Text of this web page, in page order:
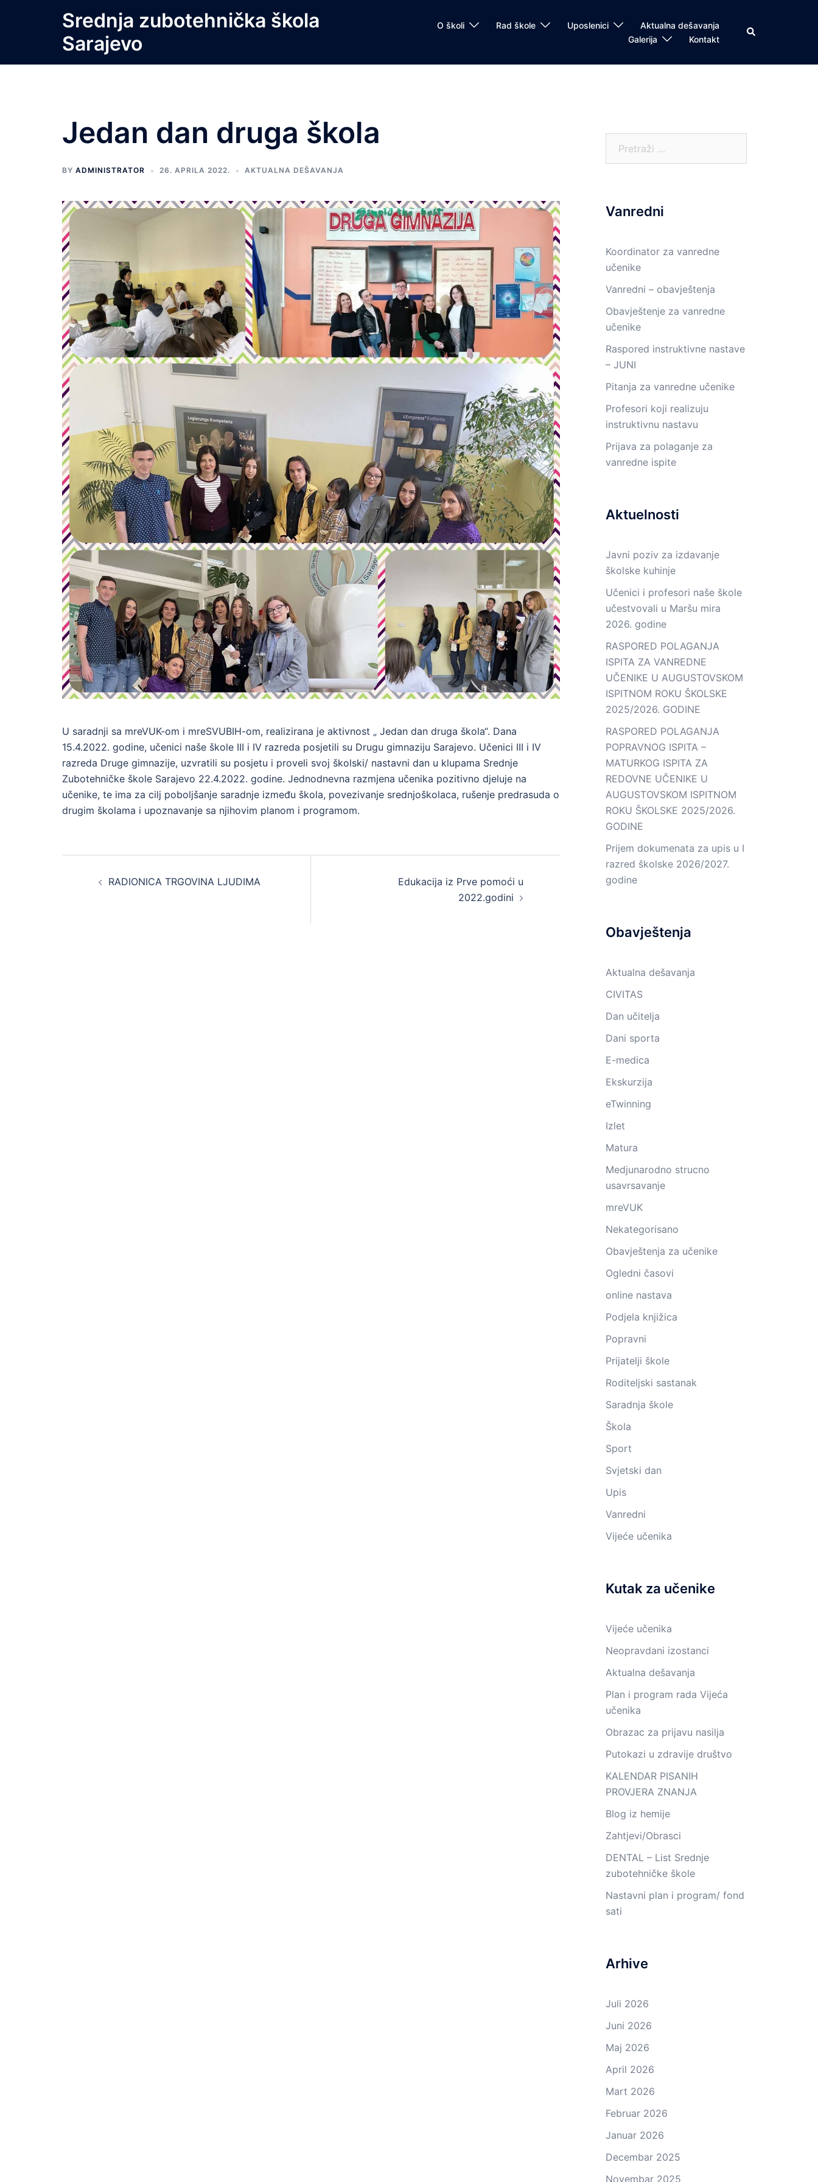
Srednja zubotehnička škola
Sarajevo
O školi Rad škole Uposlenici
Aktualna dešavanja
Galerija
Kontakt
Search
Jedan dan druga škola
BY ADMINISTRATOR 26. APRILA 2022. AKTUALNA DEŠAVANJA
U saradnji sa mreVUK-om i mreSVUBIH-om, realizirana je aktivnost „ Jedan dan druga škola“. Dana
15.4.2022. godine, učenici naše škole III i IV razreda posjetili su Drugu gimnaziju Sarajevo. Učenici III i IV
razreda Druge gimnazije, uzvratili su posjetu i proveli svoj školski/ nastavni dan u klupama Srednje
Zubotehničke škole Sarajevo 22.4.2022. godine. Jednodnevna razmjena učenika pozitivno djeluje na
učenike, te ima za cilj poboljšanje saradnje između škola, povezivanje srednjoškolaca, rušenje predrasuda o
drugim školama i upoznavanje sa njihovim planom i programom.
navigation
RADIONICA TRGOVINA LJUDIMA
Edukacija iz Prve pomoći u
2022.godini
Vanredni
Koordinator za vanredne
učenike
Vanredni – obavještenja
Obavještenje za vanredne
učenike
Raspored instruktivne nastave
– JUNI
Pitanja za vanredne učenike
Profesori koji realizuju
instruktivnu nastavu
Prijava za polaganje za
vanredne ispite
Aktuelnosti
Javni poziv za izdavanje
školske kuhinje
Učenici i profesori naše škole
učestvovali u Maršu mira
2026. godine
RASPORED POLAGANJA
ISPITA ZA VANREDNE
UČENIKE U AUGUSTOVSKOM
ISPITNOM ROKU ŠKOLSKE
2025/2026. GODINE
RASPORED POLAGANJA
POPRAVNOG ISPITA –
MATURKOG ISPITA ZA
REDOVNE UČENIKE U
AUGUSTOVSKOM ISPITNOM
ROKU ŠKOLSKE 2025/2026.
GODINE
Prijem dokumenata za upis u I
razred školske 2026/2027.
godine
Obavještenja
Aktualna dešavanja
CIVITAS
Dan učitelja
Dani sporta
E-medica
Ekskurzija
eTwinning
Izlet
Matura
Medjunarodno strucno
usavrsavanje
mreVUK
Nekategorisano
Obavještenja za učenike
Ogledni časovi
online nastava
Podjela knjižica
Popravni
Prijatelji škole
Roditeljski sastanak
Saradnja škole
Škola
Sport
Svjetski dan
Upis
Vanredni
Vijeće učenika
Kutak za učenike
Vijeće učenika
Neopravdani izostanci
Aktualna dešavanja
Plan i program rada Vijeća
učenika
Obrazac za prijavu nasilja
Putokazi u zdravije društvo
KALENDAR PISANIH
PROVJERA ZNANJA
Blog iz hemije
Zahtjevi/Obrasci
DENTAL – List Srednje
zubotehničke škole
Nastavni plan i program/ fond
sati
Arhive
Juli 2026
Juni 2026
Maj 2026
April 2026
Mart 2026
Februar 2026
Januar 2026
Decembar 2025
Novembar 2025